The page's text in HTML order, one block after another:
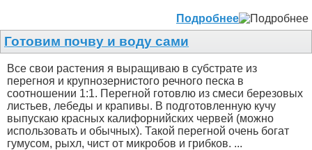
Подробнее
Готовим почву и воду сами
Все свои растения я выращиваю в субстрате из
перегноя и крупнозернистого речного песка в
соотношении 1:1. Перегной готовлю из смеси березовых
листьев, лебеды и крапивы. В подготовленную кучу
выпускаю красных калифорнийских червей (можно
использовать и обычных). Такой перегной очень богат
гумусом, рыхл, чист от микробов и грибков. ...